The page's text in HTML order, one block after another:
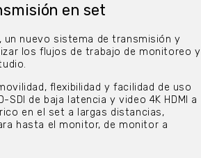
en set
un nuevo sistema de transmisión y
los flujos de trabajo de monitoreo y
flexibilidad y facilidad de uso
de baja latencia y video 4K HDMI a
en el set a largas distancias,
hasta el monitor, de monitor a